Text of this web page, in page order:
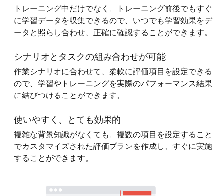
トレーニング中だけでなく、トレーニング前後でもすぐ
に学習データを収集できるので、いつでも学習効果をデ
ータと照らし合わせ、正確に確認することができます。
シナリオとタスクの組み合わせが可能
作業シナリオに合わせて、柔軟に評価項目を設定できる
ので、学習やトレーニングを実際のパフォーマンス結果
に結びつけることができます。
使いやすく、とても効果的
複雑な背景知識がなくても、複数の項目を設定すること
でカスタマイズされた評価プランを作成し、すぐに実施
することができます。